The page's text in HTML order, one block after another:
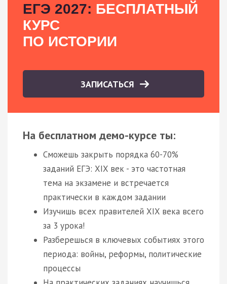
ЕГЭ 2027: БЕСПЛАТНЫЙ
КУРС
ПО ИСТОРИИ
ЗАПИСАТЬСЯ
На бесплатном демо-курсе ты:
Сможешь закрыть порядка 60-70%
заданий ЕГЭ: XIX век - это частотная
тема на экзамене и встречается
практически в каждом задании
Изучишь всех правителей XIX века всего
за 3 урока!
Разберешься в ключевых событиях этого
периода: войны, реформы, политические
процессы